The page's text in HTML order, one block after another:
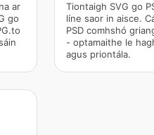
ar
go
Tiontaigh SVG go
líne saor in aisce.
PSD comhshó
- optamaithe le
agus priontála.